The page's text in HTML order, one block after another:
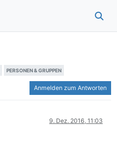
PERSONEN & GRUPPEN
Anmelden zum Antworten
9. Dez. 2016, 11:03